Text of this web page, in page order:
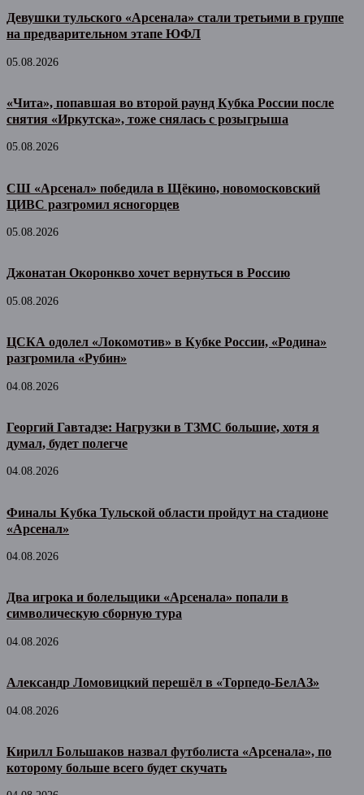
Девушки тульского «Арсенала» стали третьими в группе
на предварительном этапе ЮФЛ
05.08.2026
«Чита», попавшая во второй раунд Кубка России после
снятия «Иркутска», тоже снялась с розыгрыша
05.08.2026
СШ «Арсенал» победила в Щёкино, новомосковский
ЦИВС разгромил ясногорцев
05.08.2026
Джонатан Окоронкво хочет вернуться в Россию
05.08.2026
ЦСКА одолел «Локомотив» в Кубке России, «Родина»
разгромила «Рубин»
04.08.2026
Георгий Гавтадзе: Нагрузки в ТЗМС большие, хотя я
думал, будет полегче
04.08.2026
Финалы Кубка Тульской области пройдут на стадионе
«Арсенал»
04.08.2026
Два игрока и болельщики «Арсенала» попали в
символическую сборную тура
04.08.2026
Александр Ломовицкий перешёл в «Торпедо-БелАЗ»
04.08.2026
Кирилл Большаков назвал футболиста «Арсенала», по
которому больше всего будет скучать